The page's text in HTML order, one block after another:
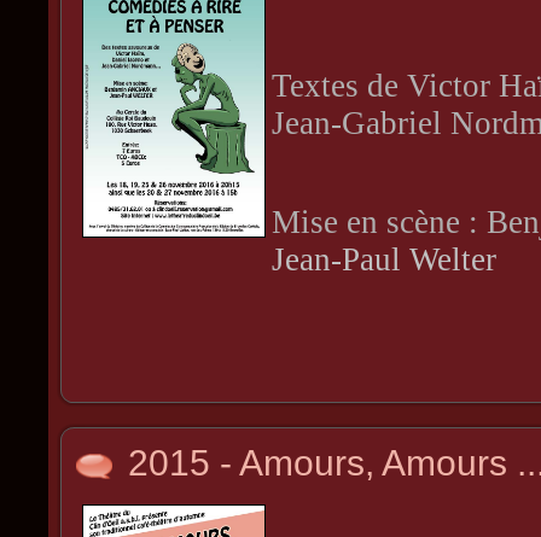
Textes de Victor
Jean-Gabriel
Mise en scène :
Jean-Paul Welter
2015 - Amours, Amours